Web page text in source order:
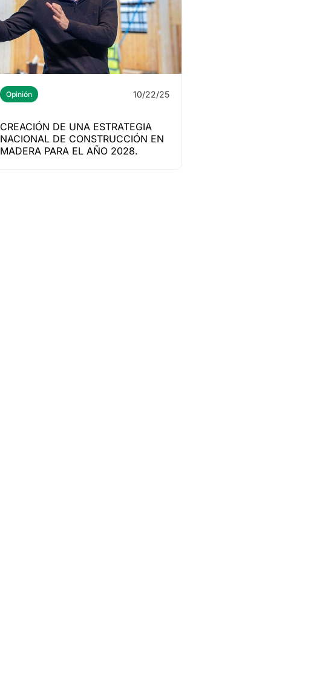
Opinión 10/22/25
CREACIÓN DE UNA ESTRATEGIA
NACIONAL DE CONSTRUCCIÓN EN
MADERA PARA EL AÑO 2028.